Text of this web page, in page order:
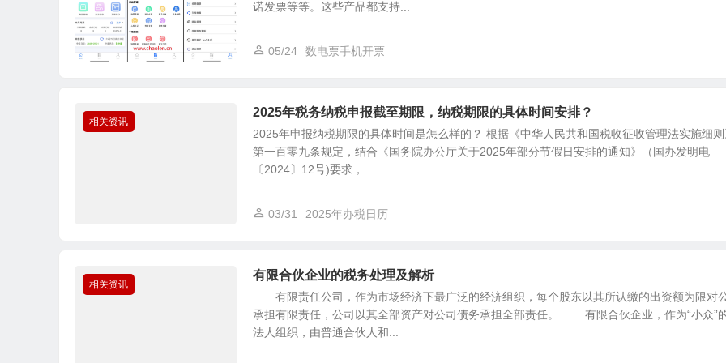
诺发票等等。这些产品都支持...
05/24 数电票手机开票
相关资讯
2025年税务纳税申报截至期限，纳税期限的具体时间安排？
2025年申报纳税期限的具体时间是怎么样的？ 根据《中华人民共和国税收征收管理法实施细
第一百零九条规定，结合《国务院办公厅关于2025年部分节假日安排的通知》（国办发明电
〔2024〕12号)要求，...
03/31 2025年办税日历
相关资讯
有限合伙企业的税务处理及解析
有限责任公司，作为市场经济下最广泛的经济组织，每个股东以其所认缴的出资额为限对
承担有限责任，公司以其全部资产对公司债务承担全部责任。 有限合伙企业，作为“小众”
法人组织，由普通合伙人和...